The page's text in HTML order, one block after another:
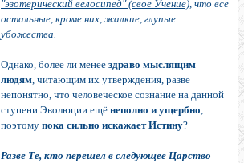
"эзотерический велосипед" (свое Учение), что все
остальные, кроме них, жалкие, глупые
убожества.
Однако, более ли менее здраво мыслящим
людям, читающим их утверждения, разве
непонятно, что человеческое сознание на данной
ступени Эволюции ещё неполно и ущербно,
поэтому пока сильно искажает Истину?
Разве Те, кто перешел в следующее Царство